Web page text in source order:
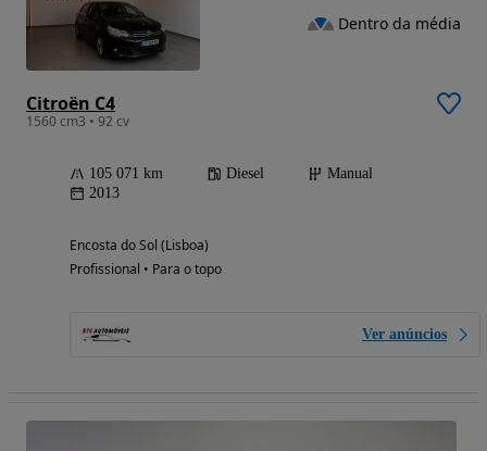
Citroën C4
1560 cm3 • 92 cv
105 071 km Diesel
Manual
2013
Encosta do Sol (Lisboa)
Profissional • Para o topo
Ver anúncios
Dentro da média